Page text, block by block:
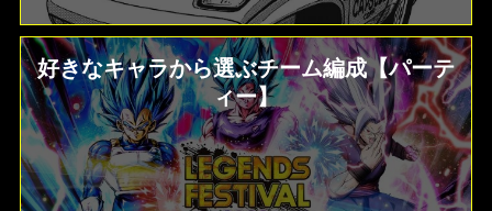
好きなキャラから選ぶチーム編成【パーテ
ィー】